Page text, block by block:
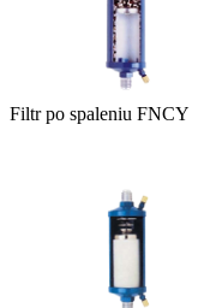
Filtr po spaleniu FNCY